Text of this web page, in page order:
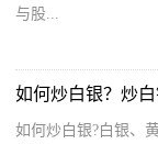
与股...
如何炒白银？炒
如何炒白银?白银、